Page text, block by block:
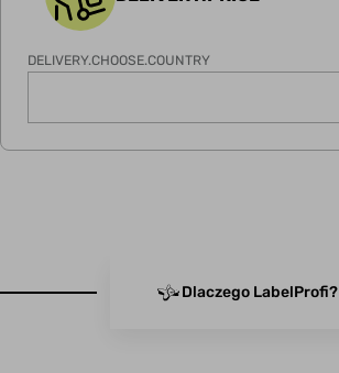
DELIVERY.CHOOSE.COUNTRY
Dlaczego LabelProfi?